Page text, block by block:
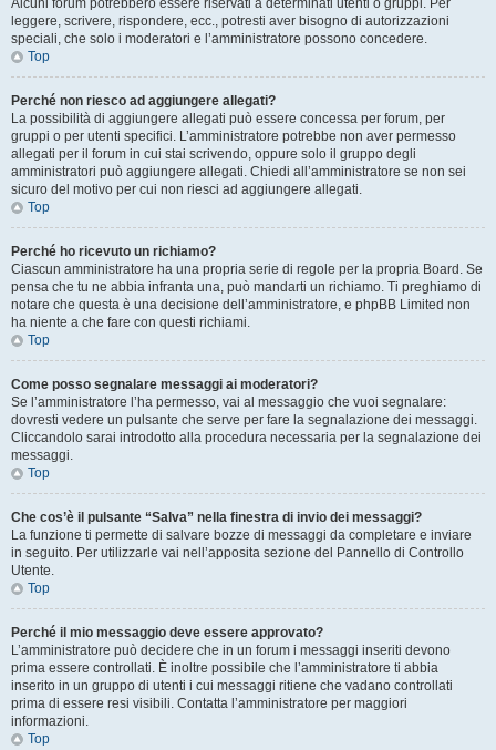
Alcuni forum potrebbero essere riservati a determinati utenti o gruppi. Per
leggere, scrivere, rispondere, ecc., potresti aver bisogno di autorizzazioni
speciali, che solo i moderatori e l’amministratore possono concedere.
Top
Perché non riesco ad aggiungere allegati?
La possibilità di aggiungere allegati può essere concessa per forum, per
gruppi o per utenti specifici. L’amministratore potrebbe non aver permesso
allegati per il forum in cui stai scrivendo, oppure solo il gruppo degli
amministratori può aggiungere allegati. Chiedi all’amministratore se non sei
sicuro del motivo per cui non riesci ad aggiungere allegati.
Top
Perché ho ricevuto un richiamo?
Ciascun amministratore ha una propria serie di regole per la propria Board. Se
pensa che tu ne abbia infranta una, può mandarti un richiamo. Ti preghiamo di
notare che questa è una decisione dell’amministratore, e phpBB Limited non
ha niente a che fare con questi richiami.
Top
Come posso segnalare messaggi ai moderatori?
Se l’amministratore l’ha permesso, vai al messaggio che vuoi segnalare:
dovresti vedere un pulsante che serve per fare la segnalazione dei messaggi.
Cliccandolo sarai introdotto alla procedura necessaria per la segnalazione dei
messaggi.
Top
Che cos’è il pulsante “Salva” nella finestra di invio dei messaggi?
La funzione ti permette di salvare bozze di messaggi da completare e inviare
in seguito. Per utilizzarle vai nell’apposita sezione del Pannello di Controllo
Utente.
Top
Perché il mio messaggio deve essere approvato?
L’amministratore può decidere che in un forum i messaggi inseriti devono
prima essere controllati. È inoltre possibile che l’amministratore ti abbia
inserito in un gruppo di utenti i cui messaggi ritiene che vadano controllati
prima di essere resi visibili. Contatta l’amministratore per maggiori
informazioni.
Top